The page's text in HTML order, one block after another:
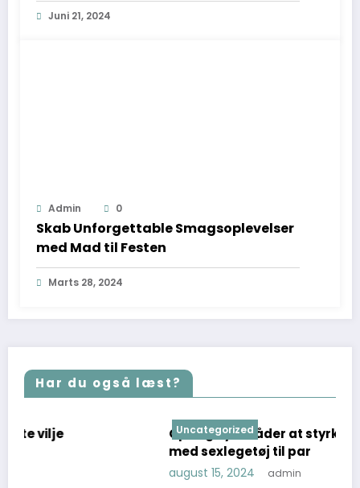
Juni 21, 2024
Admin 0
Skab Unforgettable Smagsoplevelser
med Mad til Festen
Marts 28, 2024
Har du også læst?
Opdag nye måder at styrke jeres forhold på
med sexlegetøj til par
admin